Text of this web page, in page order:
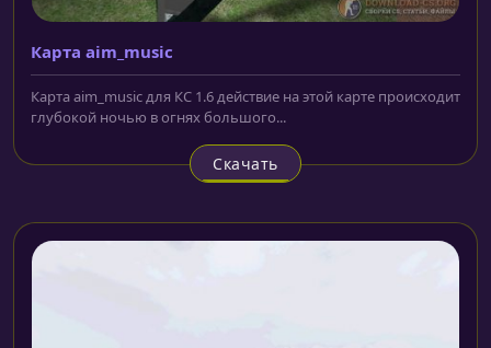
Карта aim_music
Карта aim_music для КС 1.6 действие на этой карте происходит
глубокой ночью в огнях большого...
Скачать